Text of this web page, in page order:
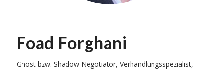
Foad Forghani
Ghost bzw. Shadow Negotiator, Verhandlungsspezialist,